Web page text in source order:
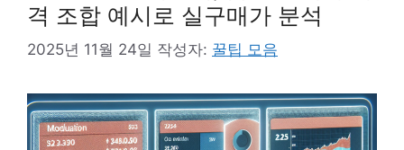
격 조합 예시로 실구매가 분석
2025년 11월 24일 작성자: 꿀팁 모음